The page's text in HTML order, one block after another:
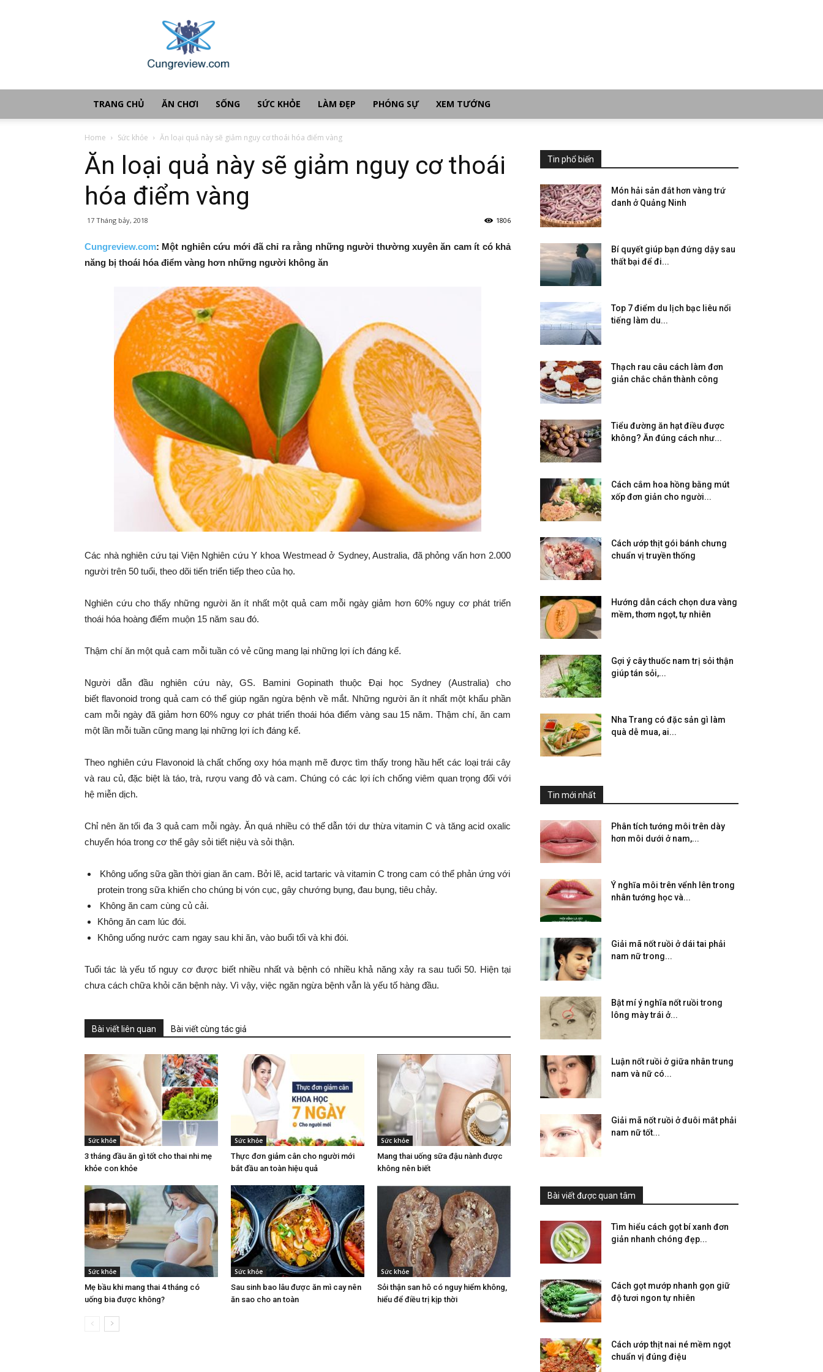
TRANG CHỦ ĂN CHƠI SỐNG SỨC KHỎE LÀM ĐẸP PHÓNG SỰ XEM TƯỚNG
Home Sức khỏe Ăn loại quả này sẽ giảm nguy cơ thoái hóa điểm vàng
Ăn loại quả này sẽ giảm nguy cơ thoái
hóa điểm vàng
17 Tháng bảy, 2018 1806
Cungreview.com: Một nghiên cứu mới đã chỉ ra rằng những người thường xuyên ăn cam ít có khả
năng bị thoái hóa điểm vàng hơn những người không ăn
Các nhà nghiên cứu tại Viện Nghiên cứu Y khoa Westmead ở Sydney, Australia, đã phỏng vấn hơn 2.000
người trên 50 tuổi, theo dõi tiến triển tiếp theo của họ.
Nghiên cứu cho thấy những người ăn ít nhất một quả cam mỗi ngày giảm hơn 60% nguy cơ phát triển
thoái hóa hoàng điểm muộn 15 năm sau đó.
Thậm chí ăn một quả cam mỗi tuần có vẻ cũng mang lại những lợi ích đáng kể.
Người dẫn đầu nghiên cứu này, GS. Bamini Gopinath thuộc Đại học Sydney (Australia) cho
biết flavonoid trong quả cam có thể giúp ngăn ngừa bệnh về mắt. Những người ăn ít nhất một khẩu phần
cam mỗi ngày đã giảm hơn 60% nguy cơ phát triển thoái hóa điểm vàng sau 15 năm. Thậm chí, ăn cam
một lần mỗi tuần cũng mang lại những lợi ích đáng kể.
Theo nghiên cứu Flavonoid là chất chống oxy hóa mạnh mẽ được tìm thấy trong hầu hết các loại trái cây
và rau củ, đặc biệt là táo, trà, rượu vang đỏ và cam. Chúng có các lợi ích chống viêm quan trọng đối với
hệ miễn dịch.
Chỉ nên ăn tối đa 3 quả cam mỗi ngày. Ăn quá nhiều có thể dẫn tới dư thừa vitamin C và tăng acid oxalic
chuyển hóa trong cơ thể gây sỏi tiết niệu và sỏi thận.
Không uống sữa gần thời gian ăn cam. Bởi lẽ, acid tartaric và vitamin C trong cam có thể phản ứng với
protein trong sữa khiến cho chúng bị vón cục, gây chướng bụng, đau bụng, tiêu chảy.
Không ăn cam cùng củ cải.
Không ăn cam lúc đói.
Không uống nước cam ngay sau khi ăn, vào buổi tối và khi đói.
Tuổi tác là yếu tố nguy cơ được biết nhiều nhất và bệnh có nhiều khả năng xảy ra sau tuổi 50. Hiện tại
chưa cách chữa khỏi căn bệnh này. Vì vậy, việc ngăn ngừa bệnh vẫn là yếu tố hàng đầu.
Bài viết liên quan Bài viết cùng tác giả
Sức khỏe
3 tháng đầu ăn gì tốt cho thai nhi mẹ
khỏe con khỏe
Sức khỏe
Thực đơn giảm cân cho người mới
bắt đầu an toàn hiệu quả
Sức khỏe
Mang thai uống sữa đậu nành được
không nên biết
Sức khỏe
Mẹ bầu khi mang thai 4 tháng có
uống bia được không?
Sức khỏe
Sau sinh bao lâu được ăn mì cay nên
ăn sao cho an toàn
Sức khỏe
Sỏi thận san hô có nguy hiểm không,
hiểu để điều trị kịp thời
Tin phổ biến
Món hải sản đắt hơn vàng trứ
danh ở Quảng Ninh
Bí quyết giúp bạn đứng dậy sau
thất bại để đi...
Top 7 điểm du lịch bạc liêu nổi
tiếng làm du...
Thạch rau câu cách làm đơn
giản chắc chắn thành công
Tiểu đường ăn hạt điều được
không? Ăn đúng cách như...
Cách cắm hoa hồng bằng mút
xốp đơn giản cho người...
Cách ướp thịt gói bánh chưng
chuẩn vị truyền thống
Hướng dẫn cách chọn dưa vàng
mềm, thơm ngọt, tự nhiên
Gợi ý cây thuốc nam trị sỏi thận
giúp tán sỏi,...
Nha Trang có đặc sản gì làm
quà dễ mua, ai...
Tin mới nhất
Phân tích tướng môi trên dày
hơn môi dưới ở nam,...
Ý nghĩa môi trên vểnh lên trong
nhân tướng học và...
Giải mã nốt ruồi ở dái tai phải
nam nữ trong...
Bật mí ý nghĩa nốt ruồi trong
lông mày trái ở...
Luận nốt ruồi ở giữa nhân trung
nam và nữ có...
Giải mã nốt ruồi ở đuôi mắt phải
nam nữ tốt...
Bài viết được quan tâm
Tìm hiểu cách gọt bí xanh đơn
giản nhanh chóng đẹp...
Cách gọt mướp nhanh gọn giữ
độ tươi ngon tự nhiên
Cách ướp thịt nai né mềm ngọt
chuẩn vị đúng điệu